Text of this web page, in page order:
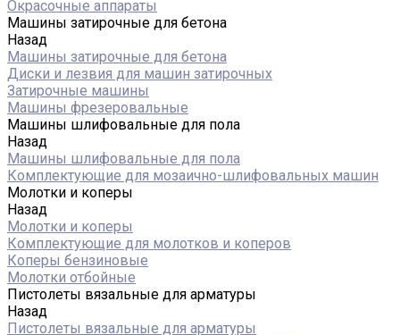
Окрасочные аппараты
Машины затирочные для бетона
Назад
Машины затирочные для бетона
Диски и лезвия для машин затирочных
Затирочные машины
Машины фрезеровальные
Машины шлифовальные для пола
Назад
Машины шлифовальные для пола
Комплектующие для мозаично-шлифовальных машин
Молотки и коперы
Назад
Молотки и коперы
Комплектующие для молотков и коперов
Коперы бензиновые
Молотки отбойные
Пистолеты вязальные для арматуры
Назад
Пистолеты вязальные для арматуры